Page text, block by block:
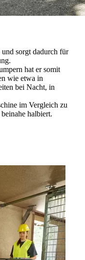
sorgt dadurch für
hat er somit
wie etwa in
bei Nacht, in
im Vergleich zu
halbiert.